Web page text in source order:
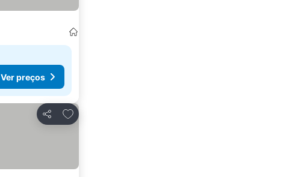
Ver preços
Partilhar
Adicionar aos favoritos